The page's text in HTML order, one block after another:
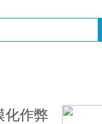
化作弊